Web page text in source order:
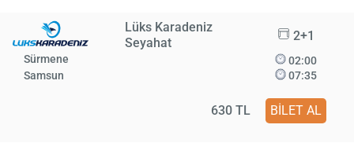
Lüks Karadeniz
Seyahat
2+1
Sürmene
Samsun
02:00
07:35
630 TL BİLET AL